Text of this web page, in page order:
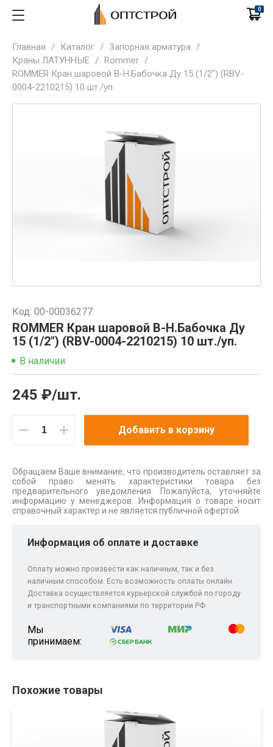
0
Главная / Каталог / Запорная арматура /
Краны ЛАТУННЫЕ / Rommer /
ROMMER Кран шаровой В-Н.Бабочка Ду 15 (1/2") (RBV-
0004-2210215) 10 шт./уп.
Код: 00-00036277
ROMMER Кран шаровой В-Н.Бабочка Ду
15 (1/2") (RBV-0004-2210215) 10 шт./уп.
В наличии
245 ₽/шт.
Добавить в корзину
Обращаем Ваше внимание, что производитель оставляет за
собой право менять характеристики товара без
предварительного уведомления. Пожалуйста, уточняйте
информацию у менеджеров. Информация о товаре носит
справочный характер и не является публичной офертой.
Информация об оплате и доставке
Оплату можно произвести как наличным, так и без
наличным способом. Есть возможность оплаты онлайн.
Доставка осуществляется курьерской службой по городу
и транспортными компаниями по территории РФ
Мы
принимаем:
Похожие товары